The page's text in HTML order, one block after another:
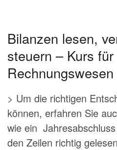
Bilanzen lesen,
steuern – Kurs
Rechnungswesen
> Um die richtigen
können, erfahren Sie
wie ein Jahresabschluss
den Zeilen richtig